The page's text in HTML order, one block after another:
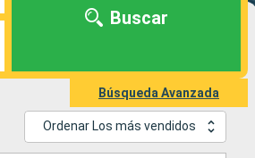
Buscar
Búsqueda Avanzada
Ordenar Los más vendidos